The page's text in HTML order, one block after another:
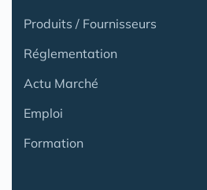
Produits / Fournisseurs
Réglementation
Actu Marché
Emploi
Formation